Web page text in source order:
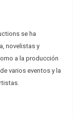
se ha
novelistas y
a la producción
varios eventos y la